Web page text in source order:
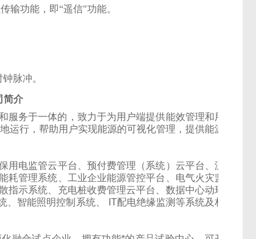
输功能，即“遥信"功能。
脉冲。
简介
服务于一体的，致力于为用户端提供能效管理和用
行，帮助用户实现能源的可视化管理，提供能源
电监管云平台、预付费管理（系统）云平台、泛
管理系统、工业企业能源管控平台、电气火灾监
示系统、充电桩收费管理云平台、数据中心动环
智能照明控制系统、
IT配电绝缘监测等系统及相